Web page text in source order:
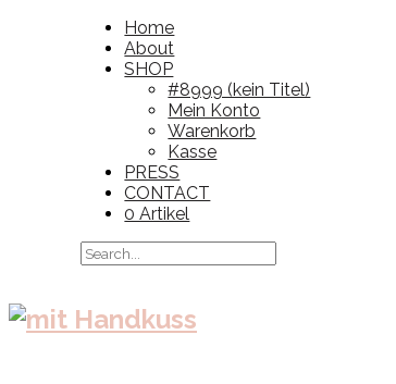
Home
About
SHOP
#8999 (kein Titel)
Mein Konto
Warenkorb
Kasse
PRESS
CONTACT
0 Artikel